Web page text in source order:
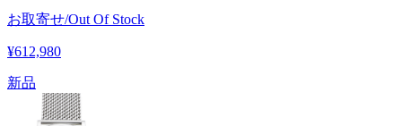
お取寄せ/Out Of Stock
¥612,980
新品